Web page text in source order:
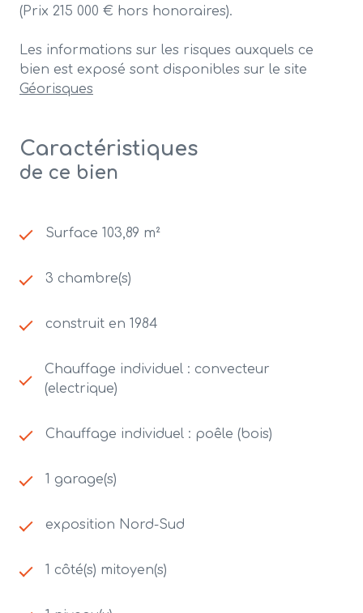
(Prix 215 000 € hors honoraires).
Les informations sur les risques auxquels ce
bien est exposé sont disponibles sur le site
Géorisques
Caractéristiques
de ce bien
Surface 103,89 m²
3 chambre(s)
construit en 1984
Chauffage individuel : convecteur
(electrique)
Chauffage individuel : poêle (bois)
1 garage(s)
exposition Nord-Sud
1 côté(s) mitoyen(s)